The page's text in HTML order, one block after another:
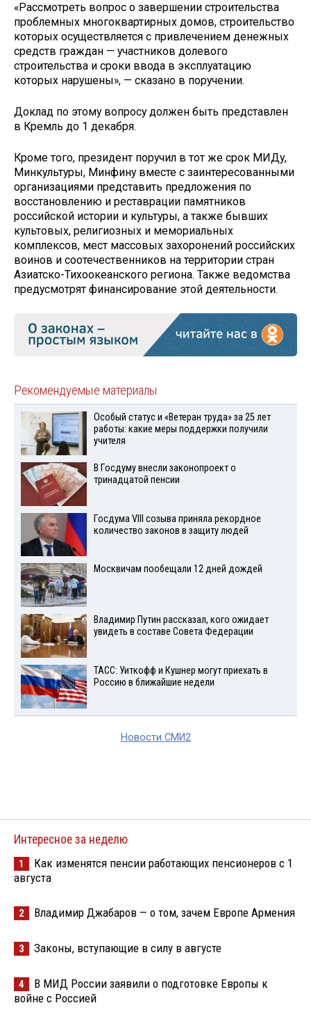
«Рассмотреть вопрос о завершении строительства
проблемных многоквартирных домов, строительство
которых осуществляется с привлечением денежных
средств граждан — участников долевого
строительства и сроки ввода в эксплуатацию
которых нарушены», — сказано в поручении.
Доклад по этому вопросу должен быть представлен
в Кремль до 1 декабря.
Кроме того, президент поручил в тот же срок МИДу,
Минкультуры, Минфину вместе с заинтересованными
организациями представить предложения по
восстановлению и реставрации памятников
российской истории и культуры, а также бывших
культовых, религиозных и мемориальных
комплексов, мест массовых захоронений российских
воинов и соотечественников на территории стран
Азиатско-Тихоокеанского региона. Также ведомства
предусмотрят финансирование этой деятельности.
Рекомендуемые материалы
Особый статус и «Ветеран труда» за 25 лет
работы: какие меры поддержки получили
учителя
В Госдуму внесли законопроект о
тринадцатой пенсии
Госдума VIII созыва приняла рекордное
количество законов в защиту людей
Москвичам пообещали 12 дней дождей
Владимир Путин рассказал, кого ожидает
увидеть в составе Совета Федерации
ТАСС: Уиткофф и Кушнер могут приехать в
Россию в ближайшие недели
Новости СМИ2
Интересное за неделю
1
Как изменятся пенсии работающих пенсионеров с 1
августа
2 Владимир Джабаров — о том, зачем Европе Армения
3 Законы, вступающие в силу в августе
4
В МИД России заявили о подготовке Европы к
войне с Россией